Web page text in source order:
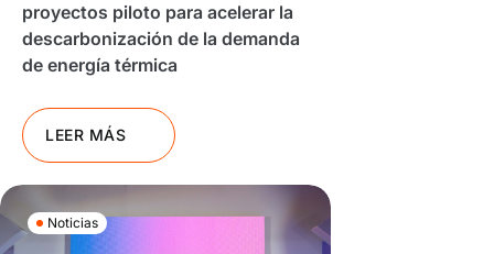
proyectos piloto para acelerar la
descarbonización de la demanda
de energía térmica
LEER MÁS
Noticias